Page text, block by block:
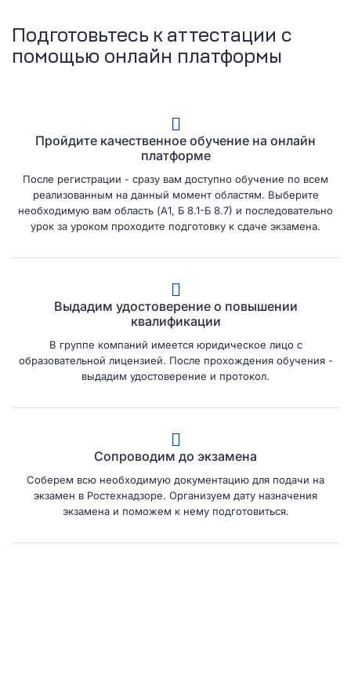
Подготовьтесь к аттестации с
помощью онлайн платформы
Пройдите качественное обучение на онлайн
платформе
После регистрации - сразу вам доступно обучение по всем
реализованным на данный момент областям. Выберите
необходимую вам область (А1, Б 8.1-Б 8.7) и последовательно
урок за уроком проходите подготовку к сдаче экзамена.
Выдадим удостоверение о повышении
квалификации
В группе компаний имеется юридическое лицо с
образовательной лицензией. После прохождения обучения -
выдадим удостоверение и протокол.
Сопроводим до экзамена
Соберем всю необходимую документацию для подачи на
экзамен в Ростехнадзоре. Организуем дату назначения
экзамена и поможем к нему подготовиться.